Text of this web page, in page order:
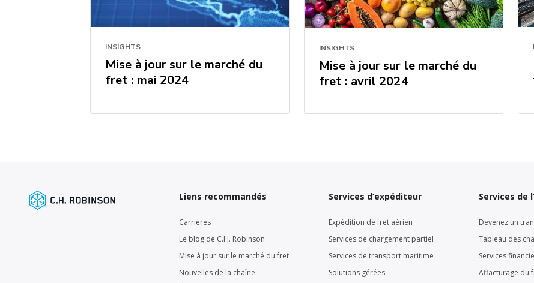
INSIGHTS
Mise à jour sur le marché du
fret : mai 2024
INSIGHTS
Mise à jour sur le marché du
fret : avril 2024
Liens recommandés
Carrières
Le blog de C.H. Robinson
Mise à jour sur le marché du fret
Nouvelles de la chaîne
Services d’expéditeur
Expédition de fret aérien
Services de chargement partiel
Services de transport maritime
Solutions gérées
Services de
Devenez un
Tableau des
Services
Affacturage du